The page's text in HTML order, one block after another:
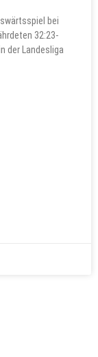
bei
32:23-
der Landesliga